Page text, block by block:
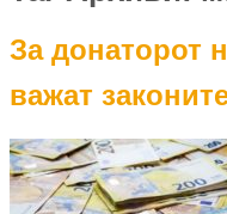
За донаторот
важат